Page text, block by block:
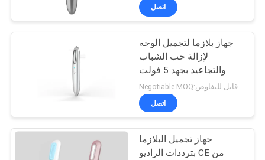
جودة
اطلب
مجفف الشعر
المحمول
اتصل
جهاز بلازما لتجميل الوجه
لإزالة حب الشباب
والتجاعيد بجهد 5 فولت
Negotiable MOQ:قابل للتفاوض
اتصل
جهاز تجميل البلازما
بترددات الراديو CE من